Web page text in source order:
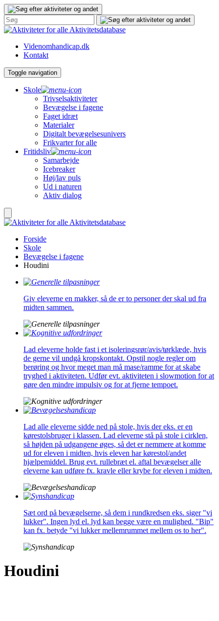
Gå
til
indhold
Aktivitetsdatabase
Videnomhandicap.dk
Kontakt
Toggle navigation
Skole
Trivselsaktiviteter
Bevægelse i fagene
Faget idræt
Materialer
Digitalt bevægelsesunivers
Frikvarter for alle
Fritidsliv
Samarbejde
Icebreaker
Høj/lav puls
Ud i naturen
Aktiv dialog
Aktivitetsdatabase
Forside
Skole
Bevægelse i fagene
Houdini
Giv eleverne en makker, så de er to personer der skal ud fra
midten sammen.
Lad eleverne holde fast i et isoleringsrør/avis/tørklæde, hvis
de gerne vil undgå kropskontakt. Opstil nogle regler om
berøring og hvor meget man må mase/ramme for at skabe
tryghed i aktiviteten. Udfør evt. aktiviteten i slowmotion for at
gøre den mindre impulsiv og for at fjerne tempoet.
Lad alle eleverne sidde ned på stole, hvis der eks. er en
kørestolsbruger i klassen. Lad eleverne stå på stole i cirklen,
så højden på udgangene øges, så det er nemmere at komme
ud for eleven i midten, hvis eleven har kørestol/andet
hjælpemiddel. Brug evt. rullebræt el. aftal bevægelser alle
eleverne kan udføre fx. kravle eller krybe for eleven i midten.
Sæt ord på bevægelserne, så dem i rundkredsen eks. siger "vi
lukker". Ingen lyd el. lyd kan begge være en mulighed. "Bip"
kan fx. betyde "vi lukker mellemrummet mellem os to her".
Houdini